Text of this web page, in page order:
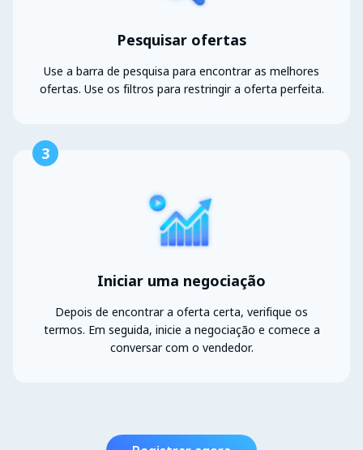
Pesquisar ofertas
Use a barra de pesquisa para encontrar as melhores
ofertas. Use os filtros para restringir a oferta perfeita.
3
Iniciar uma negociação
Depois de encontrar a oferta certa, verifique os
termos. Em seguida, inicie a negociação e comece a
conversar com o vendedor.